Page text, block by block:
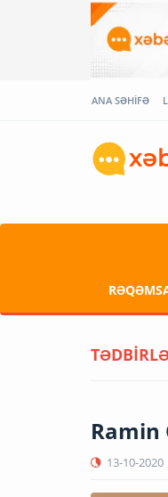
ANA SƏHİFƏ
Ramin
13-10-2020